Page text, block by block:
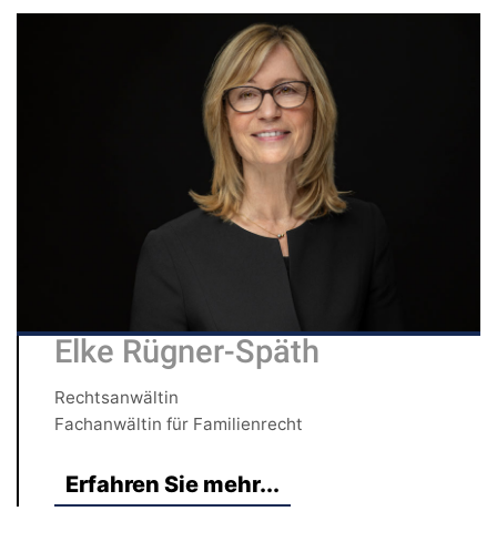
Elke Rügner-Späth
Rechtsanwältin
Fachanwältin für Familienrecht
Erfahren Sie mehr...